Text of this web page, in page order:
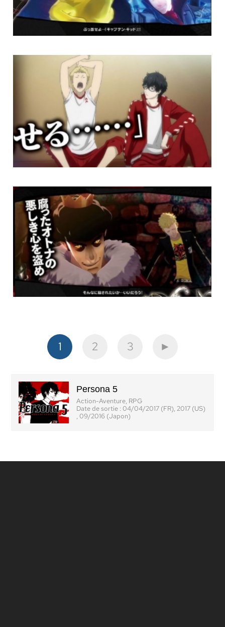
1 2 3 ►
Persona 5
Action-Aventure, RPG
Date de sortie :04/04/2017 (FR), 2017 (US)
, 09/2016 (Japon)